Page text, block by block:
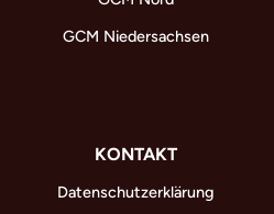
GCM Niedersachsen
KONTAKT
Datenschutzerklärung